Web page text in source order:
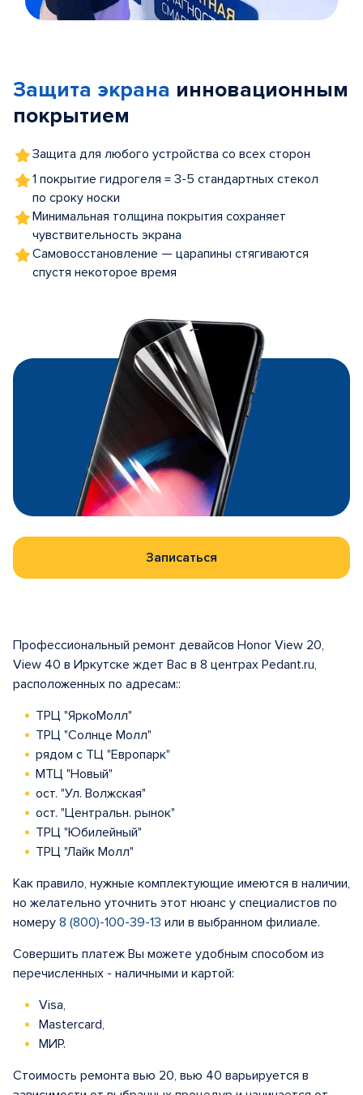
5
Защита экрана инновационным
покрытием
Защита для любого устройства со всех сторон
1 покрытие гидрогеля = 3-5 стандартных стекол
по сроку носки
Минимальная толщина покрытия сохраняет
чувствительность экрана
Самовосстановление — царапины стягиваются
спустя некоторое время
Записаться
Профессиональный ремонт девайсов Honor View 20,
View 40 в Иркутске ждет Вас в 8 центрах Pedant.ru,
расположенных по адресам::
ТРЦ "ЯркоМолл"
ТРЦ "Солнце Молл"
рядом с ТЦ "Европарк"
МТЦ "Новый"
ост. "Ул. Волжская"
ост. "Центральн. рынок"
ТРЦ "Юбилейный"
ТРЦ "Лайк Молл"
Как правило, нужные комплектующие имеются в наличии,
но желательно уточнить этот нюанс у специалистов по
номеру 8 (800)-100-39-13 или в выбранном филиале.
Совершить платеж Вы можете удобным способом из
перечисленных - наличными и картой:
Visa,
Mastercard,
МИР.
Стоимость ремонта вью 20, вью 40 варьируется в